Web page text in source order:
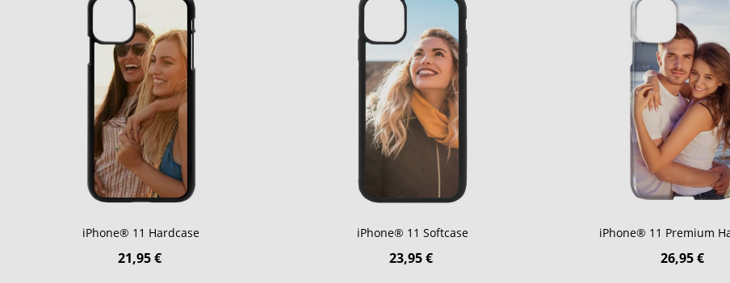
iPhone® 11 Hardcase
21,95 €
iPhone® 11 Softcase
23,95 €
iPhone® 11 Premium
26,95 €